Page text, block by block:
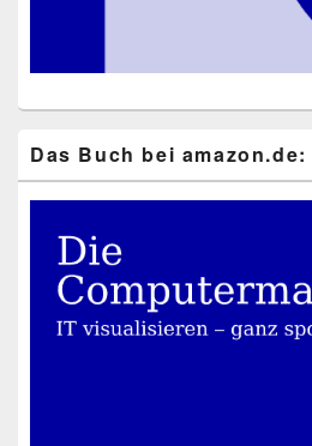
Das Buch bei ama​zon​.de: